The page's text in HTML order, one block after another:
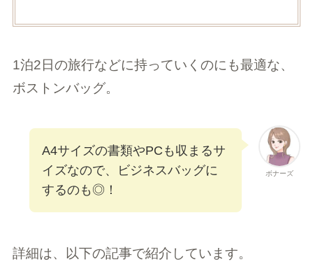
1泊2日の旅行などに持っていくのにも最適な、
ボストンバッグ。
ボナーズ
A4サイズの書類やPCも収まるサ
イズなので、ビジネスバッグに
するのも◎！
詳細は、以下の記事で紹介しています。